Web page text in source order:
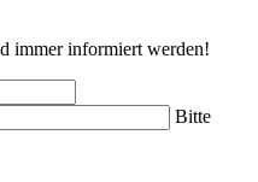
immer informiert werden!
Bitte